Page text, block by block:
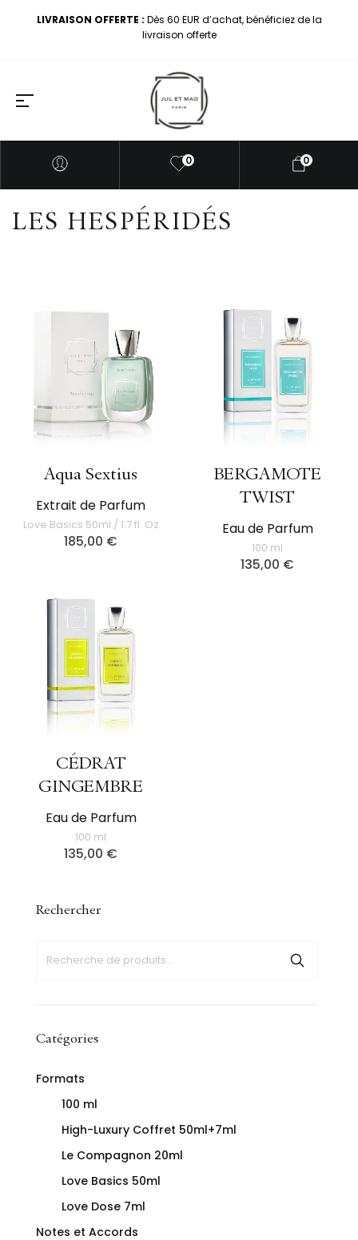
LIVRAISON OFFERTE : Dès 60 EUR d’achat, bénéficiez de la
livraison offerte
0 0
LES HESPÉRIDÉS
Aqua Sextius
Extrait de Parfum
Love Basics 50ml / 1.7 fl. Oz
185,00 €
BERGAMOTE
TWIST
Eau de Parfum
100 ml
135,00 €
CÉDRAT
GINGEMBRE
Eau de Parfum
100 ml
135,00 €
Rechercher
Catégories
Formats
100 ml
High-Luxury Coffret 50ml+7ml
Le Compagnon 20ml
Love Basics 50ml
Love Dose 7ml
Notes et Accords